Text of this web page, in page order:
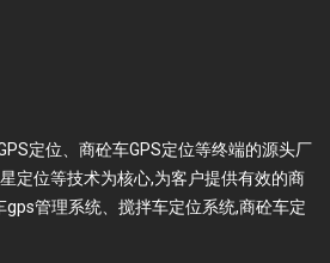
定位、商砼车GPS定位等终端的源头厂
定位等技术为核心,为客户提供有效的商
管理系统、搅拌车定位系统,商砼车定